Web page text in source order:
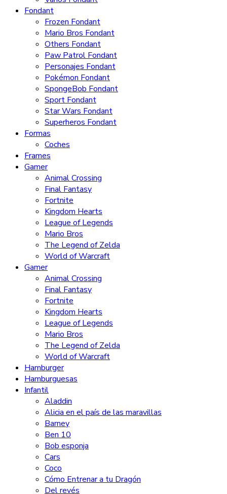
Fondant
Frozen Fondant
Mario Bros Fondant
Others Fondant
Paw Patrol Fondant
Personajes Fondant
Pokémon Fondant
SpongeBob Fondant
Sport Fondant
Star Wars Fondant
Superheros Fondant
Formas
Coches
Frames
Gamer
Animal Crossing
Final Fantasy
Fortnite
Kingdom Hearts
League of Legends
Mario Bros
The Legend of Zelda
World of Warcraft
Gamer
Animal Crossing
Final Fantasy
Fortnite
Kingdom Hearts
League of Legends
Mario Bros
The Legend of Zelda
World of Warcraft
Hamburger
Hamburguesas
Infantil
Aladdin
Alicia en el país de las maravillas
Barney
Ben 10
Bob esponja
Cars
Coco
Cómo Entrenar a tu Dragón
Del revés